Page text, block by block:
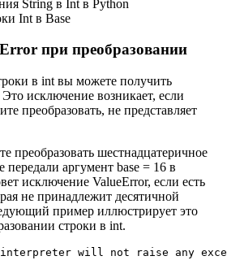
при преобразовании
в int вы можете получить
исключение возникает, если
преобразовать, не представляет
преобразовать шестнадцатеричное
аргумент base = 16 в
исключение ValueError, если есть
не принадлежит десятичной
пример иллюстрирует это
строки в int.
will not raise any